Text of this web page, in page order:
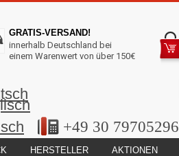
GRATIS-VERSAND!
innerhalb Deutschland bei
einem Warenwert von über 150€
+49 30 79705296
HERSTELLER AKTIONEN